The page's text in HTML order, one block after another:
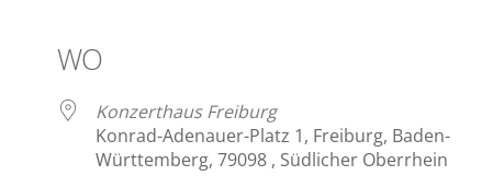
WO
Konzerthaus Freiburg
Konrad-Adenauer-Platz 1, Freiburg, Baden-
Württemberg, 79098 , Südlicher Oberrhein